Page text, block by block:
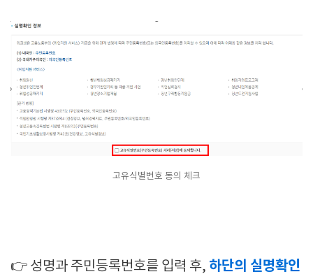
고유식별번호 동의 체크
👉 성명과 주민등록번호를 입력 후, 하단의 실명확인